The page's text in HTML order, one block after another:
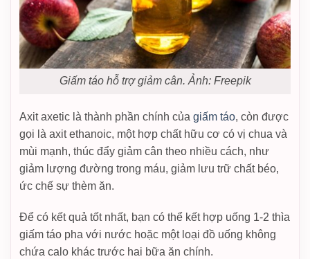
Giấm táo hỗ trợ giảm cân. Ảnh: Freepik
Axit axetic là thành phần chính của giấm táo, còn được
gọi là axit ethanoic, một hợp chất hữu cơ có vị chua và
mùi mạnh, thúc đẩy giảm cân theo nhiều cách, như
giảm lượng đường trong máu, giảm lưu trữ chất béo,
ức chế sự thèm ăn.
Để có kết quả tốt nhất, bạn có thể kết hợp uống 1-2 thìa
giấm táo pha với nước hoặc một loại đồ uống không
chứa calo khác trước hai bữa ăn chính.